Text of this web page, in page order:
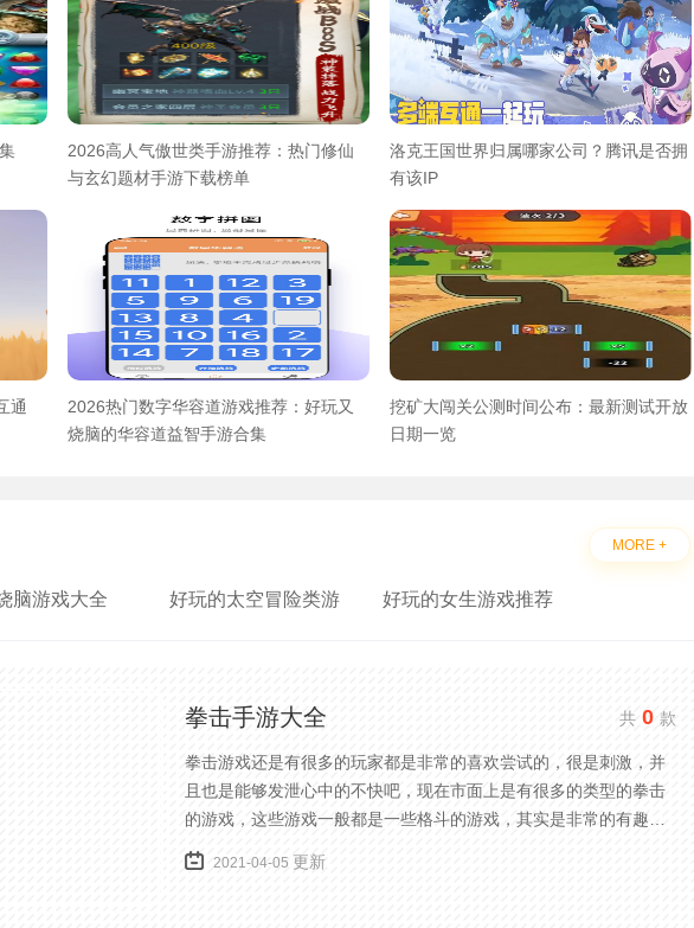
2026高人气傲世类手游推荐：热门修仙
与玄幻题材手游下载榜单
洛克王国世界归属哪家公司？腾讯是否拥
有该IP
通
2026热门数字华容道游戏推荐：好玩又
烧脑的华容道益智手游合集
挖矿大闯关公测时间公布：最新测试开放
日期一览
MORE +
脑游戏大全 好玩的太空冒险类游 好玩的女生游戏推荐
拳击手游大全 共0 款
拳击游戏还是有很多的玩家都是非常的喜欢尝试的，很是刺激，并
且也是能够发泄心中的不快吧，现在市面上是有很多的类型的拳击
的游戏，这些游戏一般都是一些格斗的游戏，其实是非常的有趣，
也是相当的刺激的，游戏中是有一些不同的场景都是能够去进行体
验的，我们也是能够去刺激的进行对战的，小编现在就是收集了一
2021-04-05 更新